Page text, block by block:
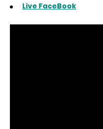
Live FaceBook